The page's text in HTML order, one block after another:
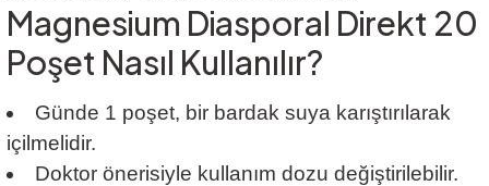
Magnesium Diasporal Direkt 20
Poşet Nasıl Kullanılır?
Günde 1 poşet, bir bardak suya karıştırılarak
içilmelidir.
Doktor önerisiyle kullanım dozu değiştirilebilir.